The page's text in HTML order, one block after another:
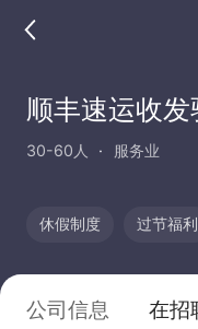
顺丰速运收发
30-60人 服务业
休假制度 过节福利
公司信息 在招